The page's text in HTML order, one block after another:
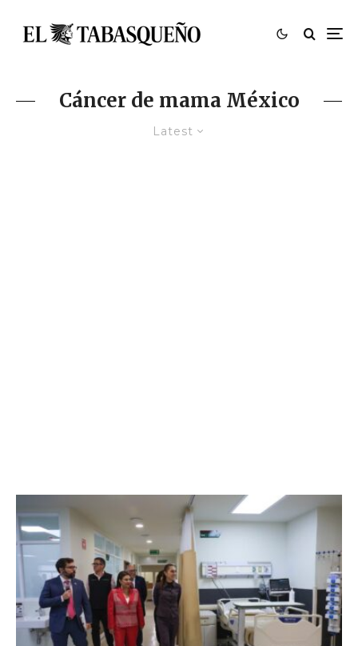
Cáncer de mama México
Latest